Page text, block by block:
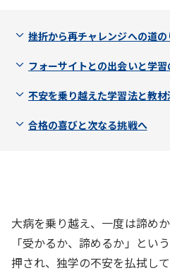
挫折から再チャレンジへの道の
フォーサイトとの出会いと学習
不安を乗り越えた学習法と教材
合格の喜びと次なる挑戦へ
大病を乗り越え、一度は諦め
「受かるか、諦めるか」とい
押され、独学の不安を払拭し